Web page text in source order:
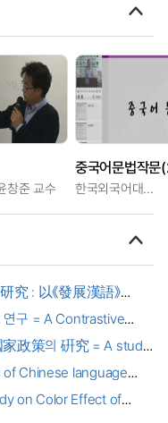
창준 교수
중국어문법작문
한국외국어대학교
: 以《發展漢語》
: Taking the
Example = 중국어
: 『發展漢語』 교재를
연구 = A Contrastive
and the Chinese
政策의 硏究 = A study
of Chinese language
on Color Effect of